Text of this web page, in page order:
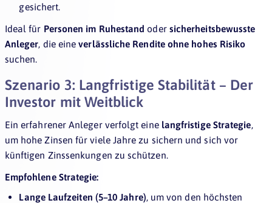
gesichert.
Ideal für Personen im Ruhestand oder sicherheitsbewusste
Anleger, die eineverlässliche Rendite ohne hohes Risiko
suchen.
Szenario 3: Langfristige Stabilität – Der
Investor mit Weitblick
Ein erfahrener Anleger verfolgt eine langfristige Strategie,
um hohe Zinsen für viele Jahre zu sichern und sich vor
künftigen Zinssenkungen zu schützen.
Empfohlene Strategie:
Lange Laufzeiten (5–10 Jahre) , um von den höchsten